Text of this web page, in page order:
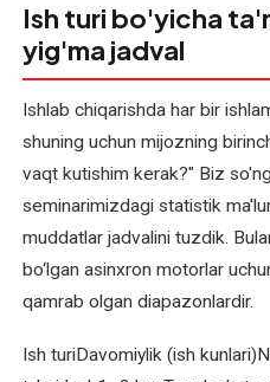
uskunalari
bo'yicha
maslahat
Elektromotor
kollektorini
tiklash
Elektromotor
qayta
Ish turi bo'yicha
yig'ma jadval
Ishlab chiqarishda har bir
shuning uchun mijozning
vaqt kutishim kerak?" Biz
seminarimizdagi statistik
muddatlar jadvalini tuzdik.
bo‘lgan asinxron motorlar
qamrab olgan diapazonlardir.
Ish turiDavomiylik (ish